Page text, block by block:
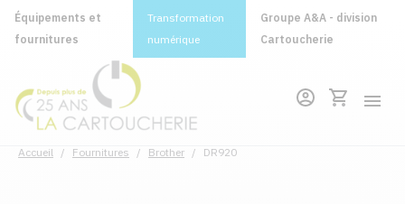
Équipements et
fournitures
Transformation
numérique
Groupe A&A - division
Cartoucherie
Accueil / Fournitures / Brother / DR920